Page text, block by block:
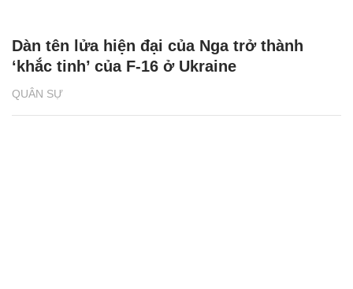
QUÂN SỰ
Dàn tên lửa hiện đại của Nga trở thành
‘khắc tinh’ của F-16 ở Ukraine